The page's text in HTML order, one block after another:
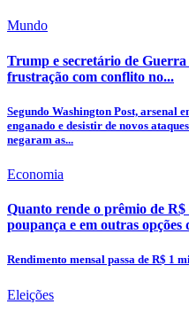
Mundo
Trump e secretário de Guerra
frustração com conflito no...
Segundo Washington Post, arsenal
enganado e desistir de novos
negaram as...
Economia
Quanto rende o prêmio de R$
poupança e em outras opções
Rendimento mensal passa de R$ 1
Eleições